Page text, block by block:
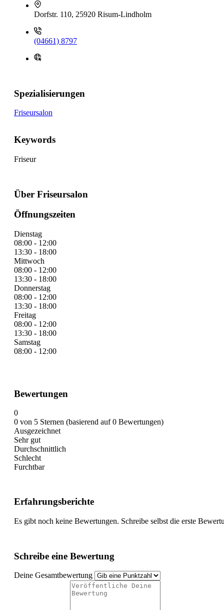
Dorfstr. 110, 25920 Risum-Lindholm
(04661) 8797
Spezialisierungen
Friseursalon
Keywords
Friseur
Über Friseursalon
Öffnungszeiten
Dienstag
08:00 - 12:00
13:30 - 18:00
Mittwoch
08:00 - 12:00
13:30 - 18:00
Donnerstag
08:00 - 12:00
13:30 - 18:00
Freitag
08:00 - 12:00
13:30 - 18:00
Samstag
08:00 - 12:00
Bewertungen
0
0 von 5 Sternen (basierend auf 0 Bewertungen)
Ausgezeichnet
Sehr gut
Durchschnittlich
Schlecht
Furchtbar
Erfahrungsberichte
Es gibt noch keine Bewertungen. Schreibe selbst die erste
Schreibe eine Bewertung
Deine Gesamtbewertung